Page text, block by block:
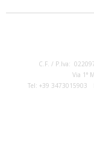
C.F. / P.Iva:
Via 1°
Tel: +39 3473015903